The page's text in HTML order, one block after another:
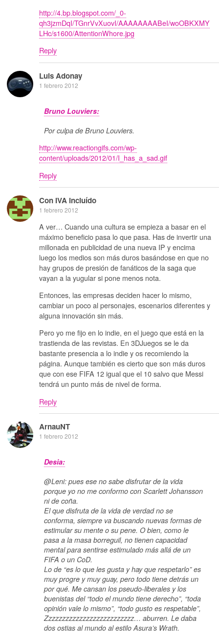
http://4.bp.blogspot.com/_0-
qh3jzmDqI/TGnrVvXuovI/AAAAAAAABeI/woOBKXMY
LHc/s1600/AttentionWhore.jpg
Reply
Luis Adonay
1 febrero 2012
Bruno Louviers:
Por culpa de Bruno Louviers.
http://www.reactiongifs.com/wp-
content/uploads/2012/01/I_has_a_sad.gif
Reply
Con IVA incluído
1 febrero 2012
A ver… Cuando una cultura se empieza a basar en el
máximo beneficio pasa lo que pasa. Has de invertir una
millonada en publicidad de una nueva IP y encima
luego los medios son más duros basándose en que no
hay grupos de presión de fanáticos de la saga que
vayan a la yugular si pone menos nota.
Entonces, las empresas deciden hacer lo mismo,
cambiar un poco al personajes, escenarios diferentes y
alguna innovación sin más.
Pero yo me fijo en lo indie, en el juego que está en la
trastienda de las revistas. En 3DJuegos se le da
bastante presencia a lo indie y os recomiendo la
página. Aunque también es cierto que son más duros
que con ese FIFA 12 igual que el 10 salvo que Messi
tendrá un punto más de nivel de forma.
Reply
ArnauNT
1 febrero 2012
Desia:
@Leni: pues ese no sabe disfrutar de la vida
porque yo no me conformo con Scarlett Johansson
ni de coña.
El que disfruta de la vida de verdad no se
conforma, siempre va buscando nuevas formas de
estimular su mente o su pene. O bien, como le
pasa a la masa borreguil, no tienen capacidad
mental para sentirse estimulado más allá de un
FIFA o un CoD.
Lo de “es lo que les gusta y hay que respetarlo” es
muy progre y muy guay, pero todo tiene detrás un
por qué. Me cansan los pseudo-liberales y los
buenistas del “todo el mundo tiene derecho”, “toda
opinión vale lo mismo”, “todo gusto es respetable”,
Zzzzzzzzzzzzzzzzzzzzzzzzzz… aburren. Le daba
dos ostias al mundo al estilo Asura’s Wrath.